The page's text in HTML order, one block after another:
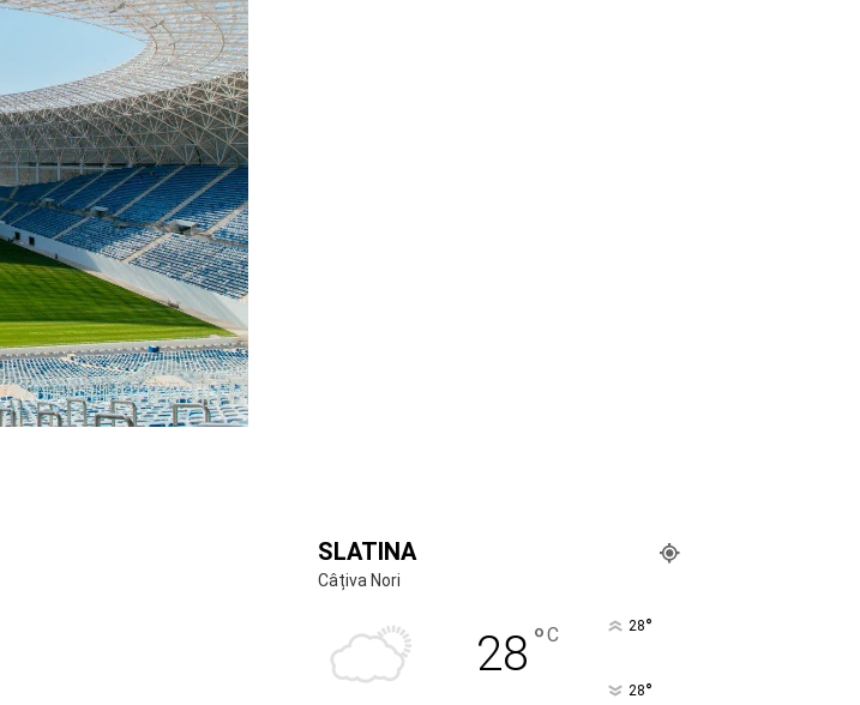
SLATINA
Câțiva Nori
28 °C 28°
28°